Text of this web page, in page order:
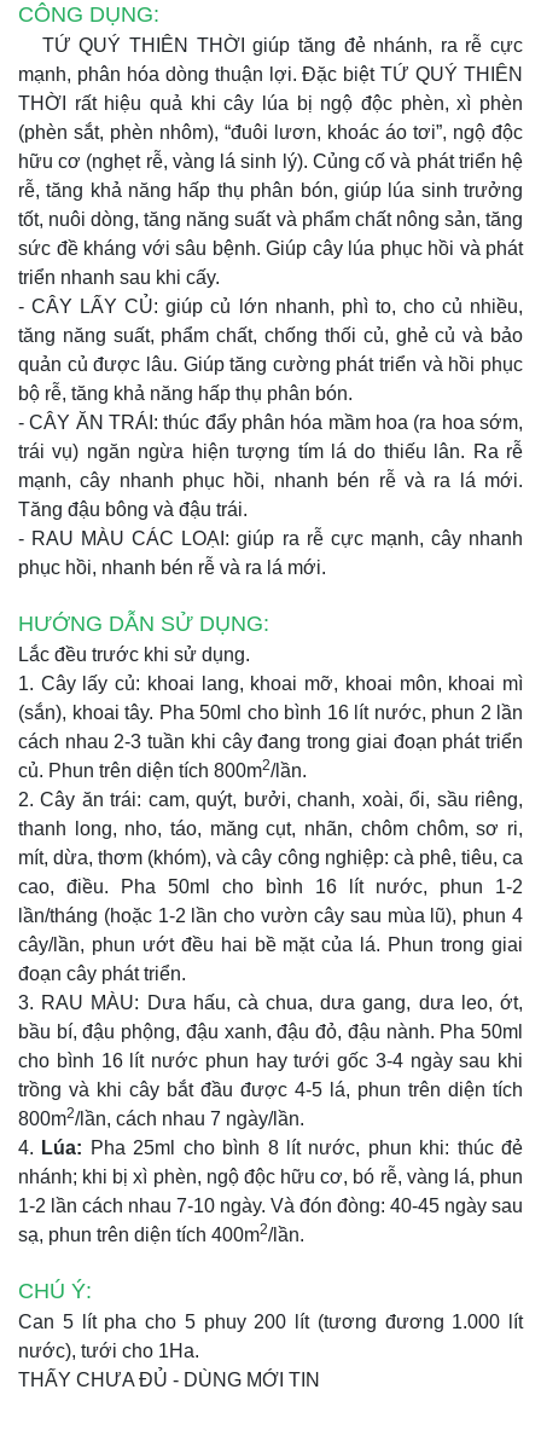
CÔNG DỤNG:
TỨ QUÝ THIÊN THỜI giúp tăng đẻ nhánh, ra rễ cực
mạnh, phân hóa dòng thuận lợi. Đặc biệt TỨ QUÝ THIÊN
THỜI rất hiệu quả khi cây lúa bị ngộ độc phèn, xì phèn
(phèn sắt, phèn nhôm), “đuôi lươn, khoác áo tơi”, ngộ độc
hữu cơ (nghẹt rễ, vàng lá sinh lý). Củng cố và phát triển hệ
rễ, tăng khả năng hấp thụ phân bón, giúp lúa sinh trưởng
tốt, nuôi dòng, tăng năng suất và phẩm chất nông sản, tăng
sức đề kháng với sâu bệnh. Giúp cây lúa phục hồi và phát
triển nhanh sau khi cấy.
- CÂY LẤY CỦ:giúp củ lớn nhanh, phì to, cho củ nhiều,
tăng năng suất, phẩm chất, chống thối củ, ghẻ củ và bảo
quản củ được lâu. Giúp tăng cường phát triển và hồi phục
bộ rễ, tăng khả năng hấp thụ phân bón.
- CÂY ĂN TRÁI: thúc đẩy phân hóa mầm hoa (ra hoa sớm,
trái vụ) ngăn ngừa hiện tượng tím lá do thiếu lân. Ra rễ
mạnh, cây nhanh phục hồi, nhanh bén rễ và ra lá mới.
Tăng đậu bông và đậu trái.
- RAU MÀU CÁC LOẠI: giúp ra rễ cực mạnh, cây nhanh
phục hồi, nhanh bén rễ và ra lá mới.
HƯỚNG DẪN SỬ DỤNG:
Lắc đều trước khi sử dụng.
1. Cây lấy củ: khoai lang, khoai mỡ, khoai môn, khoai mì
(sắn), khoai tây. Pha 50ml cho bình 16 lít nước, phun 2 lần
cách nhau 2-3 tuần khi cây đang trong giai đoạn phát triển
củ. Phun trên diện tích 800m2/lần.
2.Cây ăn trái: cam, quýt, bưởi, chanh, xoài, ổi, sầu riêng,
thanh long, nho, táo, măng cụt, nhãn, chôm chôm, sơ ri,
mít, dừa, thơm (khóm), và cây công nghiệp: cà phê, tiêu, ca
cao, điều. Pha 50ml cho bình 16 lít nước, phun 1-2
lần/tháng (hoặc 1-2 lần cho vườn cây sau mùa lũ), phun 4
cây/lần, phun ướt đều hai bề mặt của lá. Phun trong giai
đoạn cây phát triển.
3. RAU MÀU: Dưa hấu, cà chua, dưa gang, dưa leo, ớt,
bầu bí, đậu phộng, đậu xanh, đậu đỏ, đậu nành. Pha 50ml
cho bình 16 lít nước phun hay tưới gốc 3-4 ngày sau khi
trồng và khi cây bắt đầu được 4-5 lá, phun trên diện tích
800m2/lần, cách nhau 7 ngày/lần.
4. Lúa: Pha 25ml cho bình 8 lít nước, phun khi: thúc đẻ
nhánh; khi bị xì phèn, ngộ độc hữu cơ, bó rễ, vàng lá, phun
1-2 lần cách nhau 7-10 ngày. Và đón đòng: 40-45 ngày sau
sạ, phun trên diện tích 400m2/lần.
CHÚ Ý:
Can 5 lít pha cho 5 phuy 200 lít (tương đương 1.000 lít
nước), tưới cho 1Ha.
THẤY CHƯA ĐỦ - DÙNG MỚI TIN